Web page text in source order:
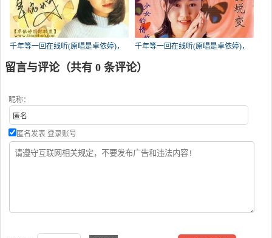
千年等一回在线听(原唱是卓依婷)，
平凡XD♛访必回！演唱点播:25次
千年等一回在线听(原唱是卓依婷)，
真爱永恒演唱点播:21次
留言与评论（共有 0 条评论）
昵称：
匿名发表 登录账号